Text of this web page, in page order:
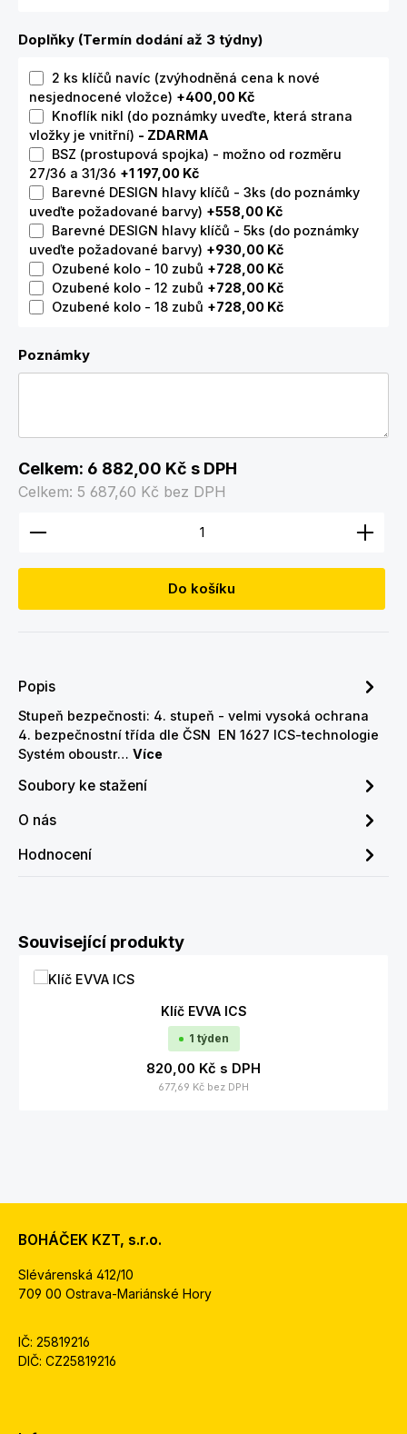
Doplňky (Termín dodání až 3 týdny)
2 ks klíčů navíc (zvýhodněná cena k nové
nesjednocené vložce) +400,00 Kč
Knoflík nikl (do poznámky uveďte, která strana
vložky je vnitřní) - ZDARMA
BSZ (prostupová spojka) - možno od rozměru
27/36 a 31/36 +1 197,00 Kč
Barevné DESIGN hlavy klíčů - 3ks (do poznámky
uveďte požadované barvy) +558,00 Kč
Barevné DESIGN hlavy klíčů - 5ks (do poznámky
uveďte požadované barvy) +930,00 Kč
Ozubené kolo - 10 zubů +728,00 Kč
Ozubené kolo - 12 zubů +728,00 Kč
Ozubené kolo - 18 zubů +728,00 Kč
Poznámky
Celkem: 6 882,00 Kč s DPH
Celkem: 5 687,60 Kč bez DPH
Množství produktu: Zadejte požadované
Do košíku
Popis
Stupeň bezpečnosti: 4. stupeň - velmi vysoká ochrana
4. bezpečnostní třída dle ČSN EN 1627 ICS-technologie
Systém oboustr… Více
Soubory ke stažení
O nás
Hodnocení
Přeskočit galerii produktů
Související produkty
Klíč EVVA ICS
1 týden
820,00 Kč s DPH
677,69 Kč bez DPH
BOHÁČEK KZT, s.r.o.
Slévárenská 412/10
709 00 Ostrava-Mariánské Hory
IČ: 25819216
DIČ: CZ25819216